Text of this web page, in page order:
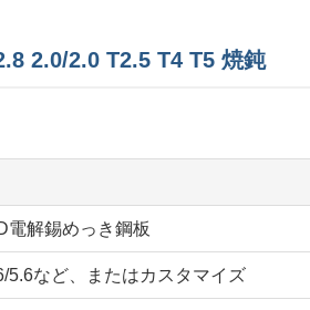
2.0/2.0 T2.5 T4 T5 焼鈍
電解錫めっき鋼板
5.6など、またはカスタマイズ